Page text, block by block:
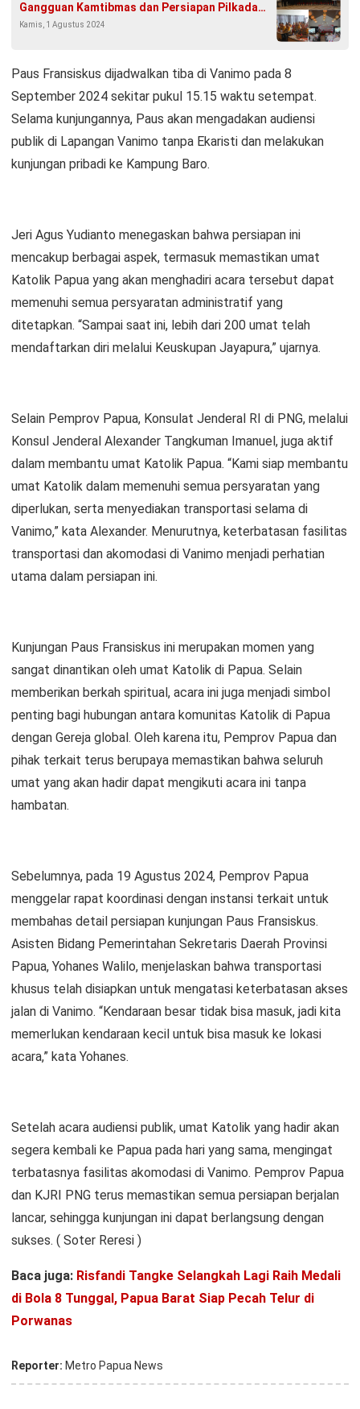
Gangguan Kamtibmas dan Persiapan Pilkada
2024
Kamis, 1 Agustus 2024
Paus Fransiskus dijadwalkan tiba di Vanimo pada 8
September 2024 sekitar pukul 15.15 waktu setempat.
Selama kunjungannya, Paus akan mengadakan audiensi
publik di Lapangan Vanimo tanpa Ekaristi dan melakukan
kunjungan pribadi ke Kampung Baro.
Jeri Agus Yudianto menegaskan bahwa persiapan ini
mencakup berbagai aspek, termasuk memastikan umat
Katolik Papua yang akan menghadiri acara tersebut dapat
memenuhi semua persyaratan administratif yang
ditetapkan. “Sampai saat ini, lebih dari 200 umat telah
mendaftarkan diri melalui Keuskupan Jayapura,” ujarnya.
Selain Pemprov Papua, Konsulat Jenderal RI di PNG, melalui
Konsul Jenderal Alexander Tangkuman Imanuel, juga aktif
dalam membantu umat Katolik Papua. “Kami siap membantu
umat Katolik dalam memenuhi semua persyaratan yang
diperlukan, serta menyediakan transportasi selama di
Vanimo,” kata Alexander. Menurutnya, keterbatasan fasilitas
transportasi dan akomodasi di Vanimo menjadi perhatian
utama dalam persiapan ini.
Kunjungan Paus Fransiskus ini merupakan momen yang
sangat dinantikan oleh umat Katolik di Papua. Selain
memberikan berkah spiritual, acara ini juga menjadi simbol
penting bagi hubungan antara komunitas Katolik di Papua
dengan Gereja global. Oleh karena itu, Pemprov Papua dan
pihak terkait terus berupaya memastikan bahwa seluruh
umat yang akan hadir dapat mengikuti acara ini tanpa
hambatan.
Sebelumnya, pada 19 Agustus 2024, Pemprov Papua
menggelar rapat koordinasi dengan instansi terkait untuk
membahas detail persiapan kunjungan Paus Fransiskus.
Asisten Bidang Pemerintahan Sekretaris Daerah Provinsi
Papua, Yohanes Walilo, menjelaskan bahwa transportasi
khusus telah disiapkan untuk mengatasi keterbatasan akses
jalan di Vanimo. “Kendaraan besar tidak bisa masuk, jadi kita
memerlukan kendaraan kecil untuk bisa masuk ke lokasi
acara,” kata Yohanes.
Setelah acara audiensi publik, umat Katolik yang hadir akan
segera kembali ke Papua pada hari yang sama, mengingat
terbatasnya fasilitas akomodasi di Vanimo. Pemprov Papua
dan KJRI PNG terus memastikan semua persiapan berjalan
lancar, sehingga kunjungan ini dapat berlangsung dengan
sukses. ( Soter Reresi )
Baca juga: Risfandi Tangke Selangkah Lagi Raih Medali
di Bola 8 Tunggal, Papua Barat Siap Pecah Telur di
Porwanas
Reporter: Metro Papua News